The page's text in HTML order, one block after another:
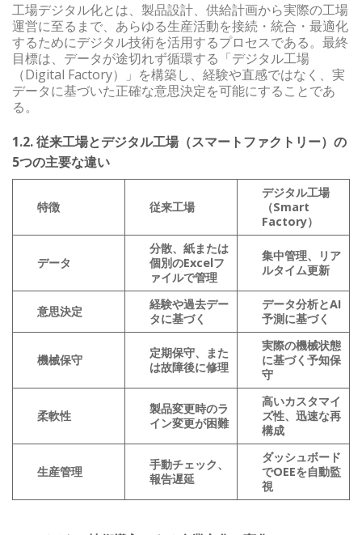
工場デジタル化とは、製品設計、供給計画から実際の工場
運営に至るまで、あらゆる生産活動を接続・統合・最適化
するためにデジタル技術を活用するプロセスである。最終
目標は、データが途切れず循環する「デジタル工場
（Digital Factory）」を構築し、経験や直感ではなく、実
データに基づいた正確な意思決定を可能にすることであ
る。
1.2. 従来工場とデジタル工場（スマートファクトリー）の
5つの主要な違い
特徴 従来工場
デジタル工場
（Smart
Factory）
データ
分散、紙または
個別のExcelフ
ァイルで管理
集中管理、リア
ルタイム更新
意思決定
経験や過去デー
タに基づく
データ分析とAI
予測に基づく
機械保守
定期保守、また
は故障後に修理
実際の機械状態
に基づく予知保
守
柔軟性
製品変更時のラ
イン変更が困難
高いカスタマイ
ズ性、迅速な再
構成
生産管理
手動チェック、
報告遅延
ダッシュボード
でOEEを自動監
視